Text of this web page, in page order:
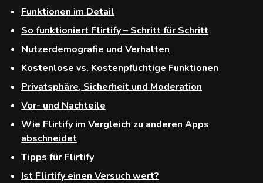
Funktionen im Detail
So funktioniert Flirtify – Schritt für Schritt
Nutzerdemografie und Verhalten
Kostenlose vs. Kostenpflichtige Funktionen
Privatsphäre, Sicherheit und Moderation
Vor- und Nachteile
Wie Flirtify im Vergleich zu anderen Apps
abschneidet
Tipps für Flirtify
Ist Flirtify einen Versuch wert?